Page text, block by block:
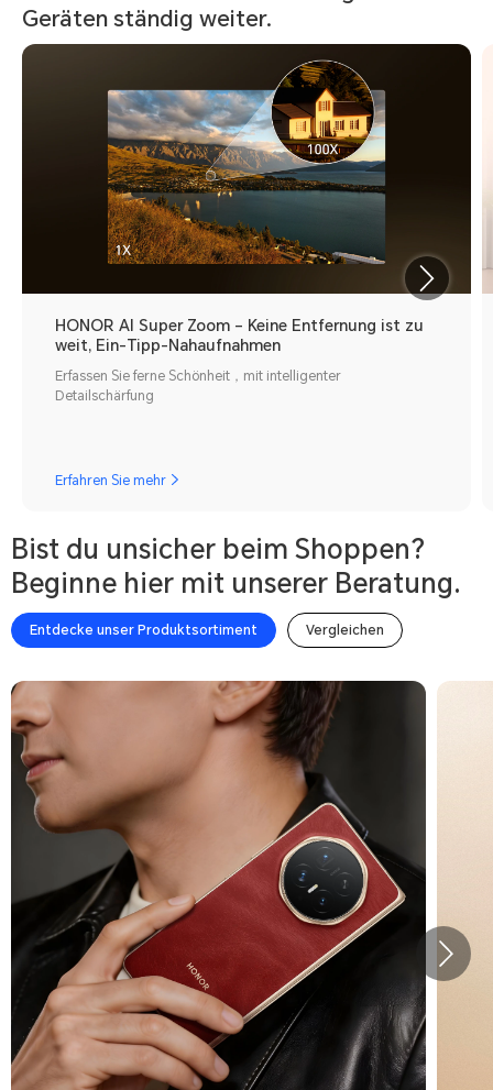
Geräten ständig weiter.
HONOR AI Super Zoom – Keine Entfernung ist zu
weit, Ein-Tipp-Nahaufnahmen
Erfassen Sie ferne Schönheit，mit intelligenter
Detailschärfung
Erfahren Sie mehr
Bist du unsicher beim Shoppen?
Beginne hier mit unserer Beratung.
Entdecke unser Produktsortiment Vergleichen